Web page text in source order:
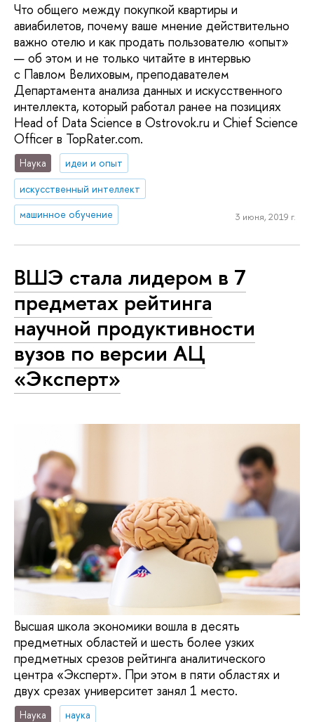
Что общего между покупкой квартиры и
авиабилетов, почему ваше мнение действительно
важно отелю и как продать пользователю «опыт»
— об этом и не только читайте в интервью
с Павлом Велиховым, преподавателем
Департамента анализа данных и искусственного
интеллекта, который работал ранее на позициях
Head of Data Science в Ostrovok.ru и Chief Science
Officer в TopRater.com.
Наука
идеи и опыт
искусственный интеллект
машинное обучение
3 июня, 2019 г.
ВШЭ стала лидером в 7
предметах рейтинга
научной продуктивности
вузов по версии АЦ
«Эксперт»
Высшая школа экономики вошла в десять
предметных областей и шесть более узких
предметных срезов рейтинга аналитического
центра «Эксперт». При этом в пяти областях и
двух срезах университет занял 1 место.
Наука
наука